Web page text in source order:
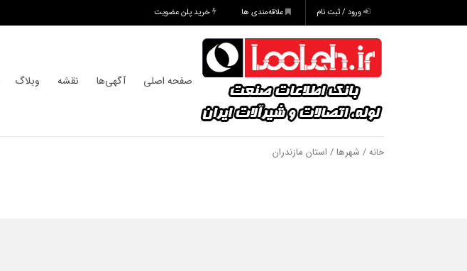
ورود / ثبت نام علاقه‌مندی ها خرید پلن عضویت
صفحه اصلی آگهی‌ها نقشه وبلاگ
خانه / شهرها / استان مازندران